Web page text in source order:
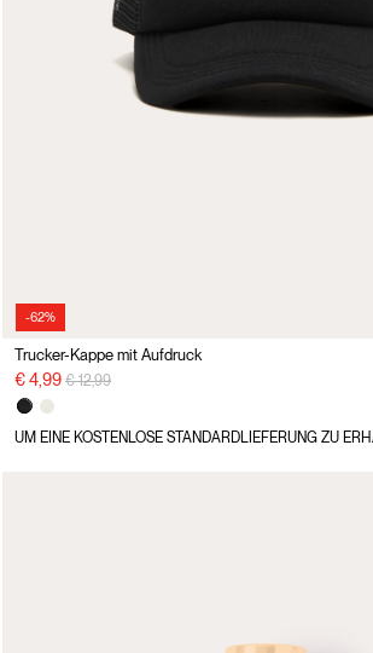
-62%
Trucker-Kappe mit Aufdruck
€ 4,99 Preisreduzierung von
€ 12,99auf
UM EINE KOSTENLOSE STANDARDLIEFERUNG ZU